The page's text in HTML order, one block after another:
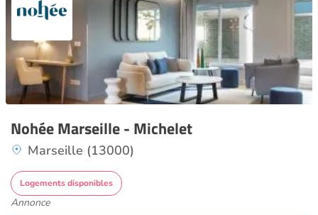
Nohée Marseille - Michelet
Marseille (13000)
Logements disponibles
Annonce